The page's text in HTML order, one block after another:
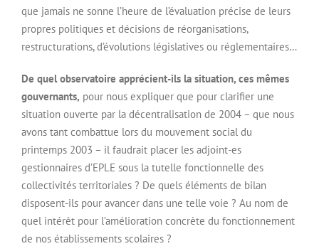
que jamais ne sonne l’heure de l’évaluation précise de leurs
propres politiques et décisions de réorganisations,
restructurations, d’évolutions législatives ou réglementaires…
De quel observatoire apprécient-ils la situation, ces mêmes
gouvernants, pour nous expliquer que pour clarifier une
situation ouverte par la décentralisation de 2004 – que nous
avons tant combattue lors du mouvement social du
printemps 2003 – il faudrait placer les adjoint-es
gestionnaires d’EPLE sous la tutelle fonctionnelle des
collectivités territoriales ? De quels éléments de bilan
disposent-ils pour avancer dans une telle voie ? Au nom de
quel intérêt pour l’amélioration concrète du fonctionnement
de nos établissements scolaires ?